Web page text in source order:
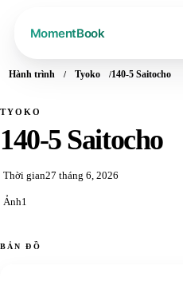
Hành trình Tyoko 140-5 Saitocho
TYOKO
140-5 Saitocho
Thời gian27 tháng 6, 2026
Ảnh1
BẢN ĐỒ